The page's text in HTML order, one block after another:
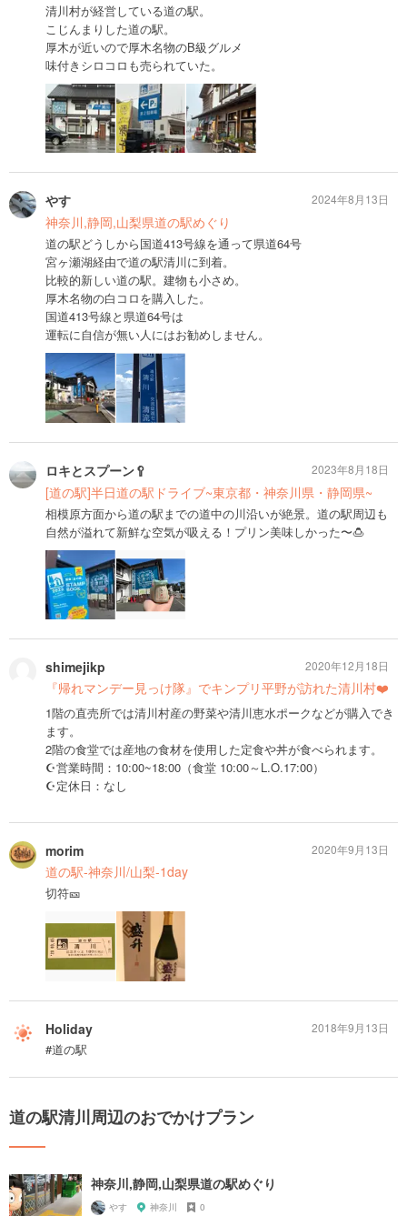
清川村が経営している道の駅。
こじんまりした道の駅。
厚木が近いので厚木名物のB級グルメ
味付きシロコロも売られていた。
やす
神奈川,静岡,山梨県道の駅めぐり
道の駅どうしから国道413号線を通って県道64号
宮ヶ瀬湖経由で道の駅清川に到着。
比較的新しい道の駅。建物も小さめ。
厚木名物の白コロを購入した。
国道413号線と県道64号は
運転に自信が無い人にはお勧めしません。
2024年8月13日
ロキとスプーン🥄
[道の駅]半日道の駅ドライブ~東京都・神奈川県・静岡県~
相模原方面から道の駅までの道中の川沿いが絶景。道の駅周辺も
自然が溢れて新鮮な空気が吸える！プリン美味しかった〜🍮
2023年8月18日
shimejikp
『帰れマンデー見っけ隊』でキンプリ平野が訪れた清川村❤️
1階の直売所では清川村産の野菜や清川恵水ポークなどが購入でき
ます。
2階の食堂では産地の食材を使用した定食や丼が食べられます。
☪️営業時間：10:00~18:00（食堂 10:00～L.O.17:00）
☪️定休日：なし
2020年12月18日
morim
道の駅-神奈川/山梨-1day
切符🎫
2020年9月13日
Holiday
#道の駅
2018年9月13日
道の駅清川周辺のおでかけプラン
神奈川,静岡,山梨県道の駅めぐり
やす 神奈川 0